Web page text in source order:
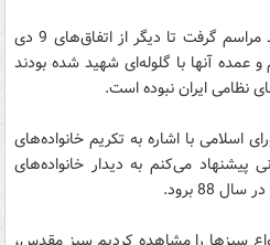
وی گفت: برای 9 دی هر سال باید مراسم گرفت تا دیگر از اتفاق‌های 9 دی
داده‌ایم و عمده آنها با گلوله‌ای شهید شده بودند
نظامی ایران نبوده است.
اسلامی با اشاره به تکریم خانواده‌های
پیشنهاد می‌کنم ‌به دیدار خانواده‌های
88 برود.